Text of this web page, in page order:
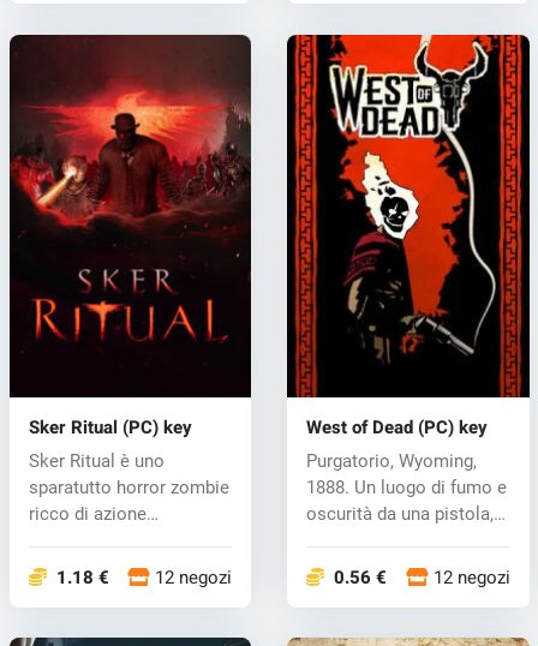
Sker Ritual (PC) key
Sker Ritual è uno
sparatutto horror zombie
ricco di azione
1.18 € 12 negozi
West of Dead (PC) key
Purgatorio, Wyoming,
1888. Un luogo di fumo e
oscurità da una pistola,
0.56 € 12 negozi